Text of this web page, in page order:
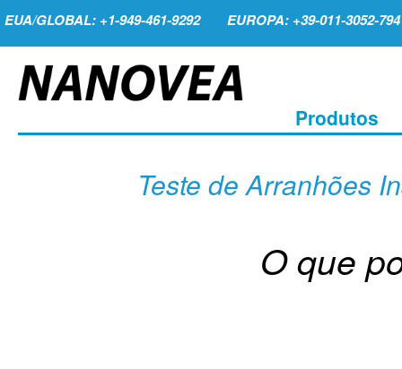
EUA/GLOBAL: +1-949-461-9292 EUROPA: +39-011-3052-794
Produtos
Teste de Arranhões
O que